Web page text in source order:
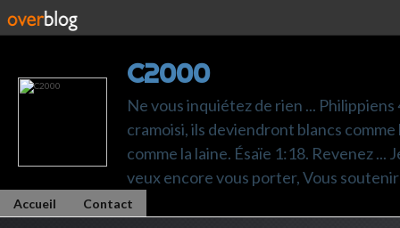
C2000
Ne vous inquiétez de rien ...
cramoisi, ils deviendront blancs
comme la laine. Ésaïe 1:18. Revenez
veux encore vous porter, Vous
Accueil Contact